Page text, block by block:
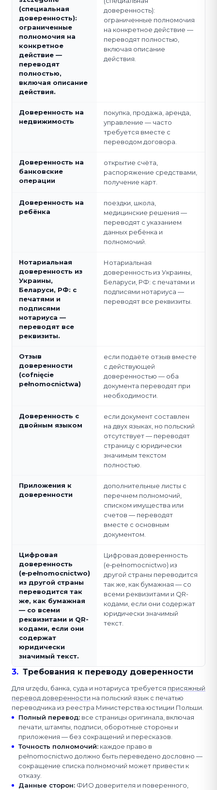
(специальная
доверенность):
ограниченные
полномочия на
конкретное
действие —
переводят
полностью,
включая описание
действия.
доверенность):
ограниченные полномочия
на конкретное действие —
переводят полностью,
включая описание
действия.
Доверенность на
недвижимость
покупка, продажа, аренда,
управление — часто
требуется вместе с
переводом договора.
Доверенность на
банковские
операции
открытие счёта,
распоряжение средствами,
получение карт.
Доверенность на
ребёнка
поездки, школа,
медицинские решения —
переводят с указанием
данных ребёнка и
полномочий.
Нотариальная
доверенность из
Украины,
Беларуси, РФ: с
печатями и
подписями
нотариуса —
переводят все
реквизиты.
Нотариальная
доверенность из Украины,
Беларуси, РФ: с печатями и
подписями нотариуса —
переводят все реквизиты.
Отзыв
доверенности
(cofnięcie
pełnomocnictwa)
если подаёте отзыв вместе
с действующей
доверенностью — оба
документа переводят при
необходимости.
Доверенность с
двойным языком
если документ составлен
на двух языках, но польский
отсутствует — переводят
страницу с юридически
значимым текстом
полностью.
Приложения к
доверенности
дополнительные листы с
перечнем полномочий,
списком имущества или
счетов — переводят
вместе с основным
документом.
Цифровая
доверенность
(e‑pełnomocnictwo)
из другой страны
переводится так
же, как бумажная
— со всеми
реквизитами и QR-
кодами, если они
содержат
юридически
значимый текст.
Цифровая доверенность
(e‑pełnomocnictwo) из
другой страны переводится
так же, как бумажная — со
всеми реквизитами и QR-
кодами, если они содержат
юридически значимый
текст.
3. Требования к переводу доверенности
Для urzędu, банка, суда и нотариуса требуется присяжный
переводдоверенности на польский язык с печатью
переводчика из реестра Министерства юстиции Польши.
Полный перевод: все страницы оригинала, включая
печати, штампы, подписи, оборотные стороны и
приложения — без сокращений и пересказов.
Точность полномочий: каждое право в
pełnomocnictwo должно быть переведено дословно —
сокращение списка полномочий может привести к
отказу.
Данные сторон: ФИО доверителя и поверенного,